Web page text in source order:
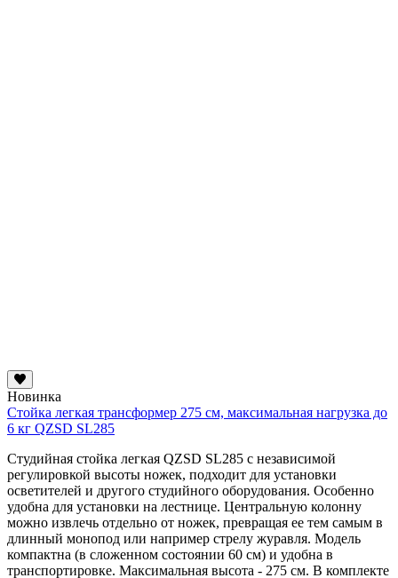
Новинка
Стойка легкая трансформер 275 см, максимальная нагрузка до
6 кг QZSD SL285
Студийная стойка легкая QZSD SL285 с независимой
регулировкой высоты ножек, подходит для установки
осветителей и другого студийного оборудования. Особенно
удобна для установки на лестнице. Центральную колонну
можно извлечь отдельно от ножек, превращая ее тем самым в
длинный монопод или например стрелу журавля. Модель
компактна (в сложенном состоянии 60 см) и удобна в
транспортировке. Максимальная высота - 275 см. В комплекте